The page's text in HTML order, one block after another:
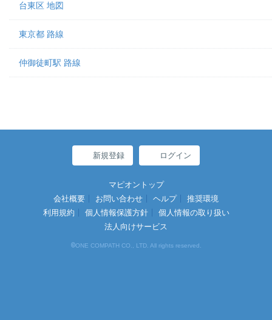
台東区 地図
東京都 路線
仲御徒町駅 路線
新規登録 ログイン
マピオントップ
会社概要
お問い合わせ ヘルプ
推奨環境
利用規約
個人情報保護方針
個人情報の取り扱い
法人向けサービス
©ONE COMPATH CO., LTD. All rights reserved.